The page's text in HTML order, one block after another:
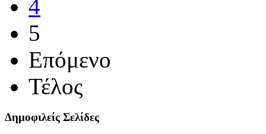
4
5
Επόμενο
Τέλος
Δημοφιλείς Σελίδες